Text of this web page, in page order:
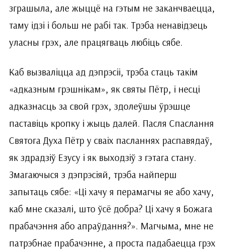
зграшыла, але жыццё на гэтым не заканчваецца,
таму ідзі і больш не рабі так. Трэба ненавідзець
уласны грэх, але працягваць любіць сябе.
Каб вызваліцца ад дэпрэсіі, трэба стаць такім
«адказным грэшнікам», як святы Пётр, і несці
адказнасць за свой грэх, здолеўшы ўрэшце
паставіць кропку і жыць далей. Пасля Спаслання
Святога Духа Пётр у сваіх пасланнях распавядаў,
як здрадзіў Езусу і як выходзіў з гэтага стану.
Змагаючыся з дэпрэсіяй, трэба найперш
запытаць сябе: «Ці хачу я перамагчы яе або хачу,
каб мне сказалі, што ўсё добра? Ці хачу я Божага
прабачэння або апраўдання?». Магчыма, мне не
патрэбнае прабачэнне, а проста падабаецца грэх